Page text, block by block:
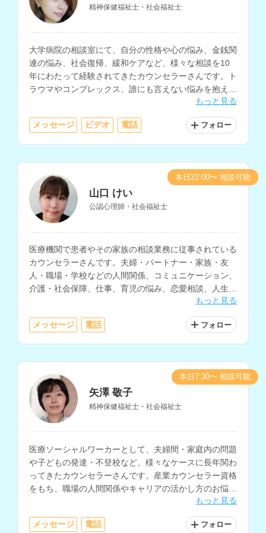
精神保健福祉士・社会福祉士
大学病院の相談室にて、自分の性格や心の悩み、金銭関
連の悩み、社会復帰、緩和ケアなど、様々な相談を10
年にわたって経験されてきたカウンセラーさんです。ト
ラウマやコンプレックス、誰にも言えない悩みを抱えて
もっと見る
メッセージ ビデオ 電話 フォロー
山口 けい
公認心理師・社会福祉士
医療機関で患者やその家族の相談業務に従事されている
カウンセラーさんです。夫婦・パートナー・家族・友
人・職場・学校などの人間関係、コミュニケーション、
介護・社会保障、仕事、育児の悩み、恋愛相談、人生相
談など、様々な相談内容に対応されています。もっと見る
メッセージ 電話 フォロー
本日22:00〜 相談可能
矢澤 敬子
精神保健福祉士・社会福祉士
医療ソーシャルワーカーとして、夫婦間・家庭内の問題
や子どもの発達・不登校など、様々なケースに長年関わ
ってきたカウンセラーさんです。産業カウンセラー資格
をもち、職場の人間関係やキャリアの活かし方のお悩み
もっと見る
メッセージ 電話 フォロー
本日7:30〜 相談可能